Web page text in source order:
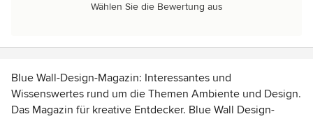
Wählen Sie die Bewertung aus
Blue Wall-Design-Magazin: Interessantes und
Wissenswertes rund um die Themen Ambiente und Design.
Das Magazin für kreative Entdecker. Blue Wall Design-